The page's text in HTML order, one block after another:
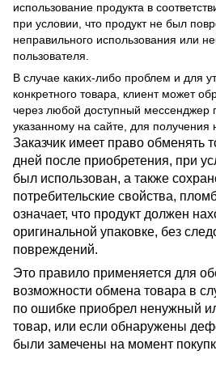
использование продукта в
при условии, что продукт не был
неправильного использования или
пользователя.
В случае каких-либо проблем и для
конкретного товара, клиент может
через любой доступный мессенджер
указанному на сайте, для
Заказчик имеет право обменять
дней после приобретения, при
был использован, а также
потребительские свойства,
означает, что продукт должен
оригинальной упаковке, без
повреждений.
Это правило применяется для
возможности обмена товара в
по ошибке приобрел ненужный
товар, или если обнаружены
были замечены на момент